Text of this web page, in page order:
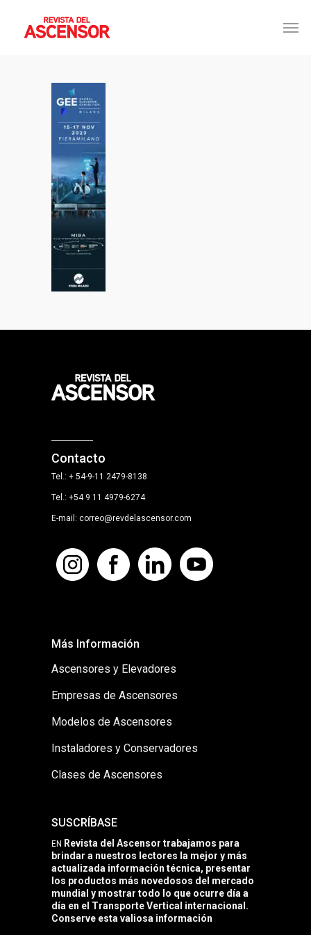
Contacto
Tel.: + 54-9-11 2479-8138
Tel.: +54 9 11 4979-6274
E-mail: correo@revdelascensor.com
Más Información
Ascensores y Elevadores
Empresas de Ascensores
Modelos de Ascensores
Instaladores y Conservadores
Clases de Ascensores
SUSCRÍBASE
EN Revista del Ascensor trabajamos para
brindar a nuestros lectores la mejor y más
actualizada información técnica, presentar
los productos más novedosos del mercado
mundial y mostrar todo lo que ocurre día a
día en el Transporte Vertical internacional.
Conserve esta valiosa información